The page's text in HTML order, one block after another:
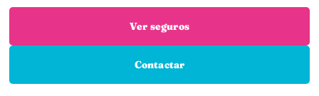
Ver seguros
Contactar